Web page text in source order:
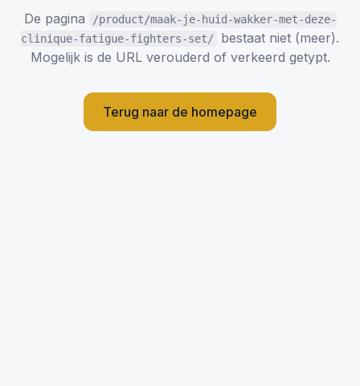
De pagina
/product/maak-je-huid-wakker-met-deze-
clinique-fatigue-fighters-set/
bestaat niet (meer).
Mogelijk is de URL verouderd of verkeerd getypt.
Terug naar de homepage